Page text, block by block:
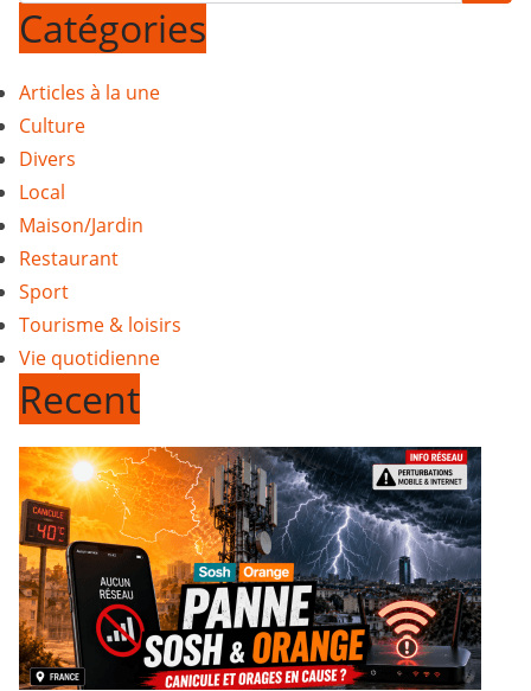
Catégories
Articles à la une
Culture
Divers
Local
Maison/Jardin
Restaurant
Sport
Tourisme & loisirs
Vie quotidienne
Recent